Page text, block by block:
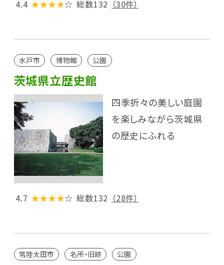
4.4 ★★★★☆ 総数132 （30件）
水戸市 博物館 公園
茨城県立歴史館
四季折々の美しい庭園
を楽しみながら茨城県
の歴史にふれる
4.7 ★★★★☆ 総数132 （28件）
常陸太田市 名所・旧跡 公園